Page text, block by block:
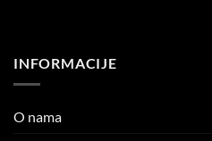
INFORMACIJE
O nama